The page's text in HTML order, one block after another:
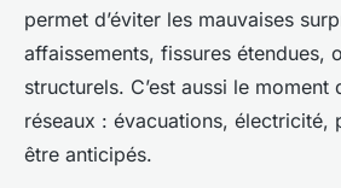
permet d’éviter les mauvaises
affaissements, fissures étendues,
structurels. C’est aussi le moment
réseaux : évacuations, électricité,
être anticipés.